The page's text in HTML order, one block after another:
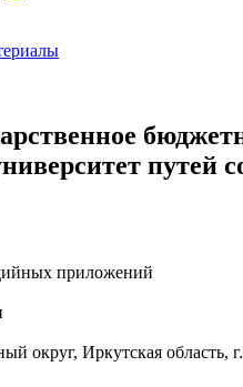
путей
приложений
округ, Иркутская область,